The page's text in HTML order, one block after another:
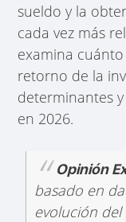
sueldo y la
cada vez más
examina
retorno de la
determinantes
en 2026.
Opinión
basado en
evolución